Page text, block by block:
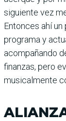
siguiente vez
Entonces ahí
programa y
acompañando
finanzas, pero
musicalmente